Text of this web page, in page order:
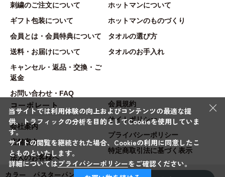
カラー バスターバン
刺繍のご注文について
ギフト包装について
会員とは・会員特典について
送料・お届けについて
キャンセル・返品・交換・ご
返金
お問い合わせ・FAQ
ホットマンについて
ホットマンのものづくり
タオルの選び方
タオルのお手入れ
コーポレート
会社案内
店舗案内
法人のお客様へ
会員規約
サイトポリシー
プライバシーポリシー
特定商取引法に基づく表示
×
当サイトでは利用体験の向上およびコンテンツの最適な提
供、トラフィックの分析を目的としてCookieを使用していま
す。
サイトの閲覧を継続された場合、Cookieの利用に同意したこ
とものといたします。
詳細についてはプライバシーポリシーをご確認ください。